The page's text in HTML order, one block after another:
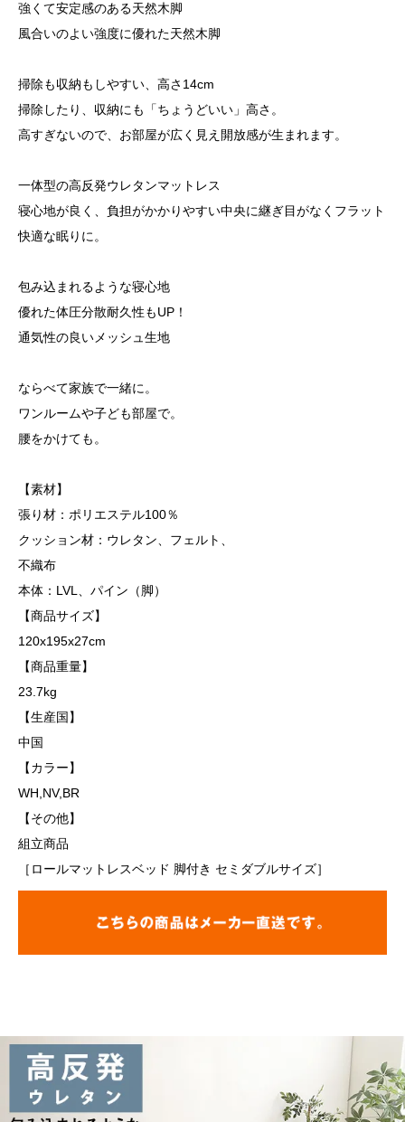
強くて安定感のある天然木脚
風合いのよい強度に優れた天然木脚
掃除も収納もしやすい、高さ14cm
掃除したり、収納にも「ちょうどいい」高さ。
高すぎないので、お部屋が広く見え開放感が生まれます。
一体型の高反発ウレタンマットレス
寝心地が良く、負担がかかりやすい中央に継ぎ目がなくフラット
快適な眠りに。
包み込まれるような寝心地
優れた体圧分散耐久性もUP！
通気性の良いメッシュ生地
ならべて家族で一緒に。
ワンルームや子ども部屋で。
腰をかけても。
【素材】
張り材：ポリエステル100％
クッション材：ウレタン、フェルト、
不織布
本体：LVL、パイン（脚）
【商品サイズ】
120x195x27cm
【商品重量】
23.7kg
【生産国】
中国
【カラー】
WH,NV,BR
【その他】
組立商品
［ロールマットレスベッド 脚付き セミダブルサイズ］